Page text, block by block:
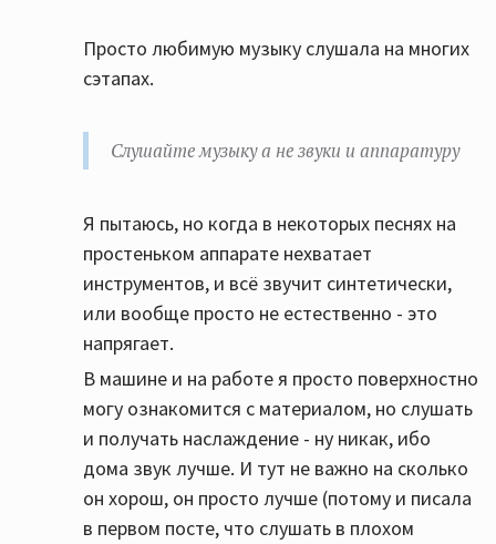
Просто любимую музыку слушала на многих
сэтапах.
Слушайте музыку а не звуки и аппаратуру
Я пытаюсь, но когда в некоторых песнях на
простеньком аппарате нехватает
инструментов, и всё звучит синтетически,
или вообще просто не естественно - это
напрягает.
В машине и на работе я просто поверхностно
могу ознакомится с материалом, но слушать
и получать наслаждение - ну никак, ибо
дома звук лучше. И тут не важно на сколько
он хорош, он просто лучше (потому и писала
в первом посте, что слушать в плохом